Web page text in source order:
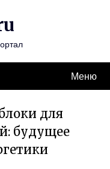
Меню
для
будущее